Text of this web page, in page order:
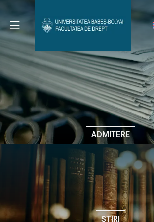
Avizier Studenți
Studii
Admitere
Erasmus & Internațional
Despre Facultate
ADMITERE
ȘTIRI